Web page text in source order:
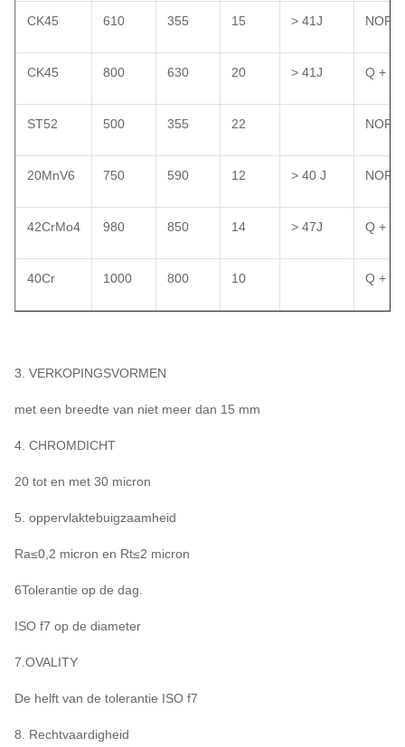
CK45 610 355 15 > 41J
CK45 800 630 20 > 41J Q + T
ST52 500 355 22
20MnV6 750 590 12 > 40 J
42CrMo4 980 850 14 > 47J Q + T
40Cr 1000 800 10 Q + T
3. VERKOPINGSVORMEN
met een breedte van niet meer dan 15 mm
4. CHROMDICHT
20 tot en met 30 micron
5. oppervlaktebuigzaamheid
Ra≤0,2 micron en Rt≤2 micron
6Tolerantie op de dag.
ISO f7 op de diameter
7.OVALITY
De helft van de tolerantie ISO f7
8. Rechtvaardigheid